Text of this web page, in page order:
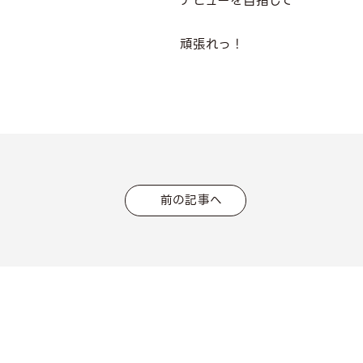
頑張れっ！
前の記事へ